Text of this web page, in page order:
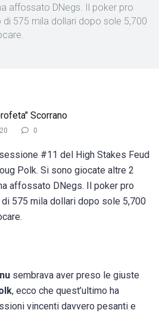
affossato DNegs. Il poker pro
575 mila dollari dopo sole 5,700
Scorrano
0
#11 del High Stakes Feud
Polk. Si sono giocate altre 2
affossato DNegs. Il poker pro
575 mila dollari dopo sole 5,700
sembrava aver preso le giuste
, ecco che quest’ultimo ha
vincenti davvero pesanti e